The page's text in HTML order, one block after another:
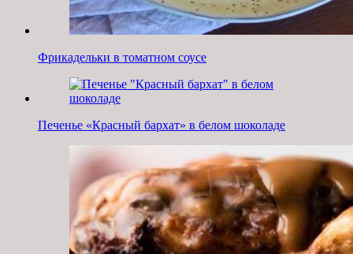
Фрикадельки в томатном соусе
Печенье «Красный бархат» в белом шоколаде